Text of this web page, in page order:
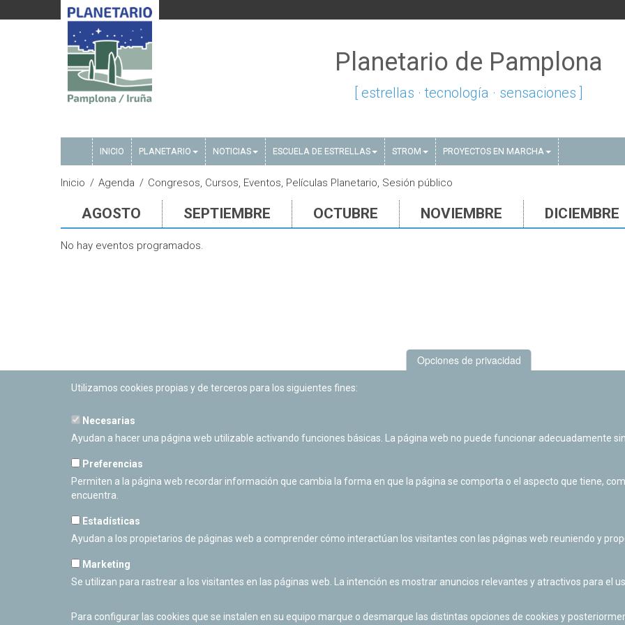
Planetario de Pamplona
[ estrellas · tecnología · sensaciones ]
INICIO PLANETARIO NOTICIAS ESCUELA DE ESTRELLAS STROM PROYECTOS EN MARCHA
Inicio Agenda Congresos, Cursos, Eventos, Películas Planetario, Sesión público
AGOSTO SEPTIEMBRE OCTUBRE NOVIEMBRE DICIEMBRE
No hay eventos programados.
PLANETARIO DE PAMPLONA
Calle Sancho RamÃ­rez, s/n
Cerrado Temporalmente
Opciones de privacidad
Utilizamos cookies propias y de terceros para los siguientes fines:
Necesarias
Ayudan a hacer una página web utilizable activando funciones básicas. La página web no puede funcionar adecuadamente
Preferencias
Permiten a la página web recordar información que cambia la forma en que la página se comporta o el aspecto que tiene,
encuentra.
Estadísticas
Ayudan a los propietarios de páginas web a comprender cómo interactúan los visitantes con las páginas web reuniendo y
Marketing
Se utilizan para rastrear a los visitantes en las páginas web. La intención es mostrar anuncios relevantes y atractivos para el
Para configurar las cookies que se instalen en su equipo marque o desmarque las distintas opciones de cookies y